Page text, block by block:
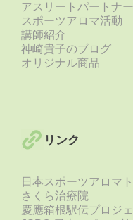
アスリートパートナー
スポーツアロマ活動
講師紹介
神崎貴子のブログ
オリジナル商品
リンク
日本スポーツアロマ
さくら治療院
慶應箱根駅伝プロジ